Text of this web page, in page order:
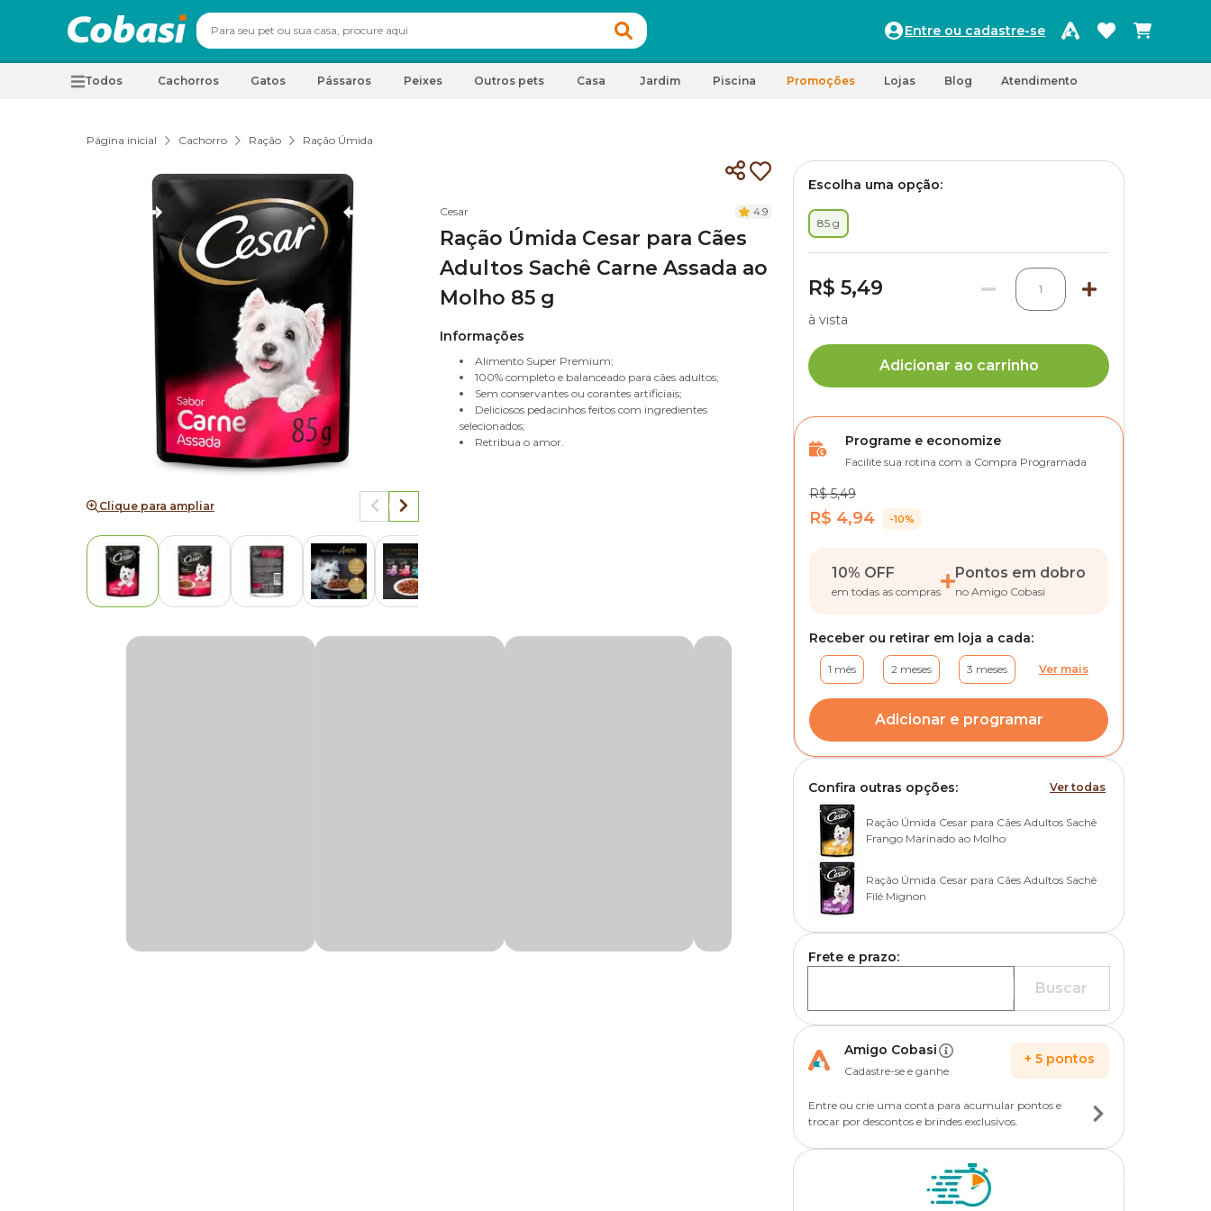
Entre ou cadastre-se
Todos Cachorros Gatos Pássaros Peixes Outros pets Casa Jardim Piscina Promoções Lojas Blog Atendimento
Página inicial Cachorro Ração Ração Úmida
Clique para ampliar
Cesar 4.9
Ração Úmida Cesar para Cães
Adultos Sachê Carne Assada ao
Molho 85 g
Informações
Alimento Super Premium;
100% completo e balanceado para cães adultos;
Sem conservantes ou corantes artificiais;
Deliciosos pedacinhos feitos com ingredientes
selecionados;
Retribua o amor.
Escolha uma opção:
85 g
R$ 5,49 1
à vista
Adicionar ao carrinho
Programe e economize
Facilite sua rotina com a Compra Programada
R$ 5,49
R$ 4,94 -10%
10% OFF
em todas as compras
Pontos em dobro
no Amigo Cobasi
Receber ou retirar em loja a cada:
1 mês 2 meses 3 meses Ver mais
Adicionar e programar
Confira outras opções: Ver todas
Ração Úmida Cesar para Cães Adultos Sachê
Frango Marinado ao Molho
Ração Úmida Cesar para Cães Adultos Sachê
Filé Mignon
Frete e prazo:
Buscar
Amigo Cobasi
Cadastre-se e ganhe
+ 5 pontos
Entre ou crie uma conta para acumular pontos e
trocar por descontos e brindes exclusivos.